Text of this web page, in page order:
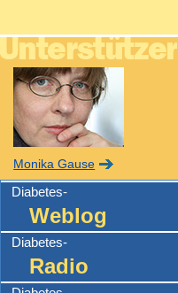
Monika Gause
Diabetes-
Weblog
Diabetes-
Radio